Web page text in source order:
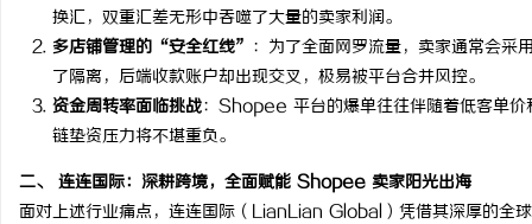
换汇，双重汇差无形中吞噬了大量的卖家利润。
多店铺管理的“安全红线” ：为了全面网罗流量，卖家通常会
了隔离，后端收款账户却出现交叉，极易被平台合并风控。
资金周转率面临挑战：Shopee 平台的爆单往往伴随着低客单价
链垫资压力将不堪重负。
二、 连连国际：深耕跨境，全面赋能 Shopee 卖家阳光出海
面对上述行业痛点，连连国际（LianLian Global）凭借其深厚的全